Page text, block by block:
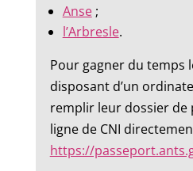
Anse;
l’Arbresle.
Pour gagner du temps
disposant d’un
remplir leur dossier de
ligne de CNI
https://